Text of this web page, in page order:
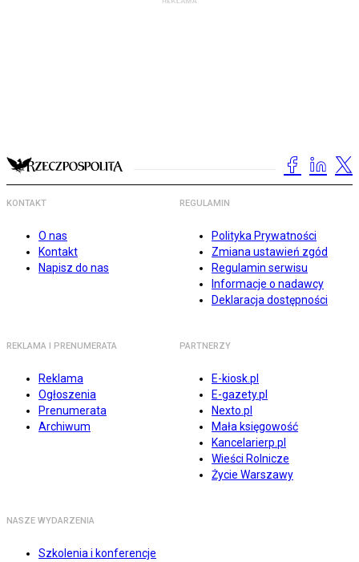
KONTAKT
O nas
Kontakt
Napisz do nas
REGULAMIN
Polityka Prywatności
Zmiana ustawień zgód
Regulamin serwisu
Informacje o nadawcy
Deklaracja dostępności
REKLAMA I PRENUMERATA
Reklama
Ogłoszenia
Prenumerata
Archiwum
PARTNERZY
E-kiosk.pl
E-gazety.pl
Nexto.pl
Mała księgowość
Kancelarierp.pl
Wieści Rolnicze
Życie Warszawy
NASZE WYDARZENIA
Szkolenia i konferencje